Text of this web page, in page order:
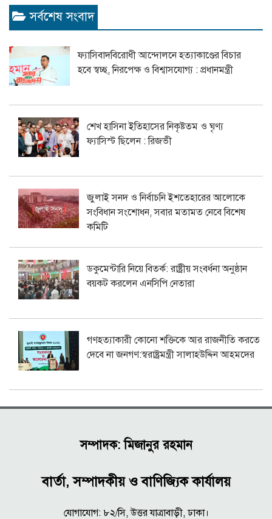
সর্বশেষ সংবাদ
ফ্যাসিবাদবিরোধী আন্দোলনে হত্যাকাণ্ডের বিচার
হবে স্বচ্ছ, নিরপেক্ষ ও বিশ্বাসযোগ্য : প্রধানমন্ত্রী
শেখ হাসিনা ইতিহাসের নিকৃষ্টতম ও ঘৃণ্য
ফ্যাসিস্ট ছিলেন : রিজভী
জুলাই সনদ ও নির্বাচনি ইশতেহারের আলোকে
সংবিধান সংশোধন, সবার মতামত নেবে বিশেষ
কমিটি
ডকুমেন্টারি নিয়ে বিতর্ক: রাষ্ট্রীয় সংবর্ধনা অনুষ্ঠান
বয়কট করলেন এনসিপি নেতারা
গণহত্যাকারী কোনো শক্তিকে আর রাজনীতি করতে
দেবে না জনগণ:স্বরাষ্ট্রমন্ত্রী সালাহউদ্দিন আহমদের
সম্পাদক: মিজানুর রহমান
বার্তা, সম্পাদকীয় ও বাণিজ্যিক কার্যালয়
যোগাযোগ: ৮২/সি, উত্তর যাত্রাবাড়ী, ঢাকা।